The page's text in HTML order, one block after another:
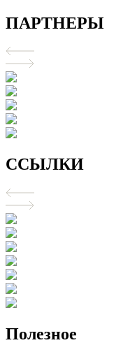
ПАРТНЕРЫ
ССЫЛКИ
Полезное